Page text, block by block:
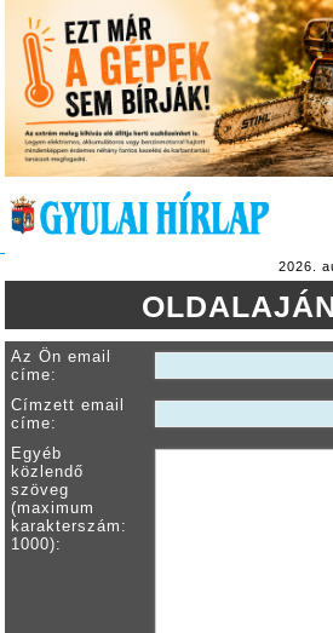
2026.
Az Ön email
címe:
Címzett email
címe:
Egyéb
közlendő
szöveg
(maximum
karakterszám:
1000):